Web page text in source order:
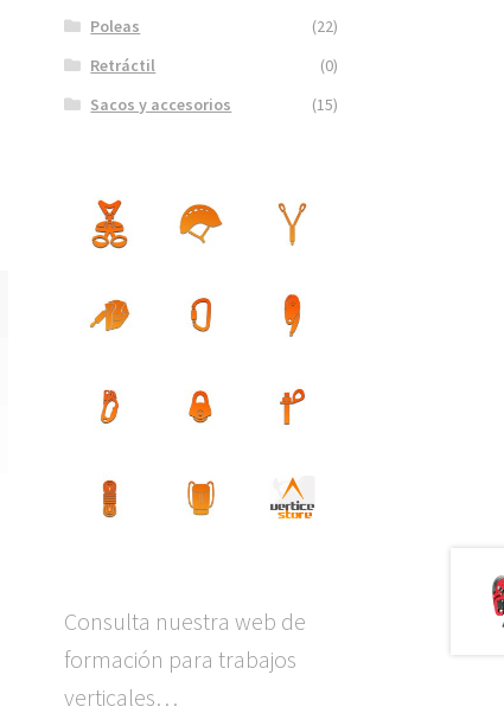
Poleas
(22)
Retráctil
(0)
Sacos y accesorios
(15)
Consulta nuestra web de
formación para trabajos
verticales…